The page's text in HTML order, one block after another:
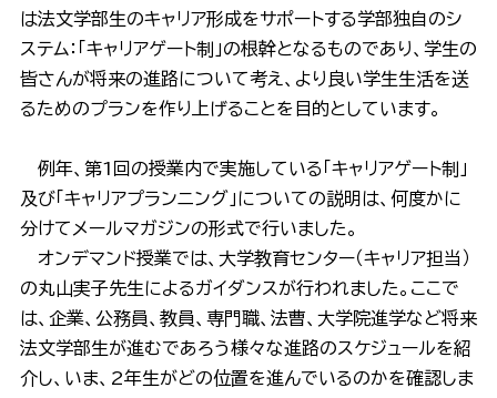
は法文学部生のキャリア形成をサポートする学部独自のシ
ステム：「キャリアゲート制」の根幹となるものであり、学生の
皆さんが将来の進路について考え、より良い学生生活を送
るためのプランを作り上げることを目的としています。
例年、第1回の授業内で実施している「キャリアゲート制」
及び「キャリアプランニング」についての説明は、何度かに
分けてメールマガジンの形式で行いました。
オンデマンド授業では、大学教育センター（キャリア担当）
の丸山実子先生によるガイダンスが行われました。ここで
は、企業、公務員、教員、専門職、法曹、大学院進学など将来
法文学部生が進むであろう様々な進路のスケジュールを紹
介し、いま、2年生がどの位置を進んでいるのかを確認しま